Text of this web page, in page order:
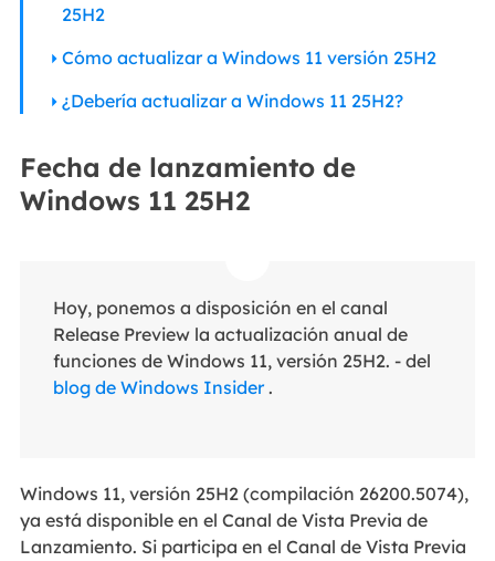
25H2
Cómo actualizar a Windows 11 versión 25H2
¿Debería actualizar a Windows 11 25H2?
Fecha de lanzamiento de
Windows 11 25H2
Hoy, ponemos a disposición en el canal
Release Preview la actualización anual de
funciones de Windows 11, versión 25H2. - del
blog de Windows Insider.
Windows 11, versión 25H2 (compilación 26200.5074),
ya está disponible en el Canal de Vista Previa de
Lanzamiento. Si participa en el Canal de Vista Previa